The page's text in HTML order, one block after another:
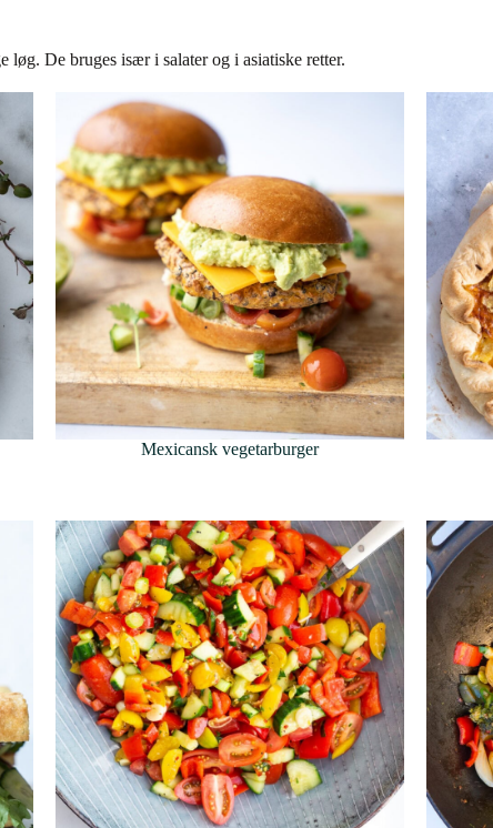
løg. De bruges især i salater og i asiatiske retter.
Mexicansk vegetarburger